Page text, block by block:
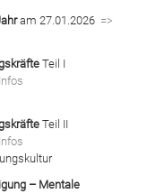
am 27.01.2026 =>
Teil I
Teil II
– Mentale